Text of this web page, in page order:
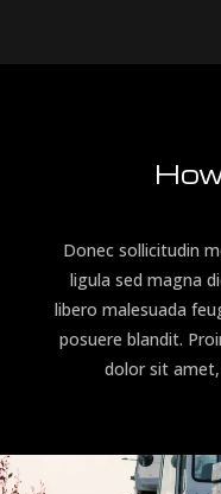
Donec sollicitudin
ligula sed magna
libero malesuada
posuere blandit.
dolor sit